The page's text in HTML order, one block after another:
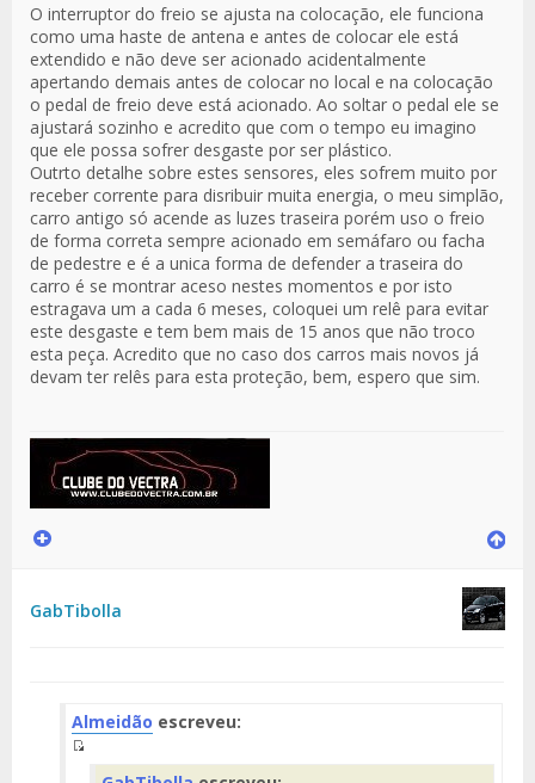
O interruptor do freio se ajusta na colocação, ele funciona
como uma haste de antena e antes de colocar ele está
extendido e não deve ser acionado acidentalmente
apertando demais antes de colocar no local e na colocação
o pedal de freio deve está acionado. Ao soltar o pedal ele se
ajustará sozinho e acredito que com o tempo eu imagino
que ele possa sofrer desgaste por ser plástico.
Outrto detalhe sobre estes sensores, eles sofrem muito por
receber corrente para disribuir muita energia, o meu simplão,
carro antigo só acende as luzes traseira porém uso o freio
de forma correta sempre acionado em semáfaro ou facha
de pedestre e é a unica forma de defender a traseira do
carro é se montrar aceso nestes momentos e por isto
estragava um a cada 6 meses, coloquei um relê para evitar
este desgaste e tem bem mais de 15 anos que não troco
esta peça. Acredito que no caso dos carros mais novos já
devam ter relês para esta proteção, bem, espero que sim.
GabTibolla
Almeidão escreveu:
Fuente